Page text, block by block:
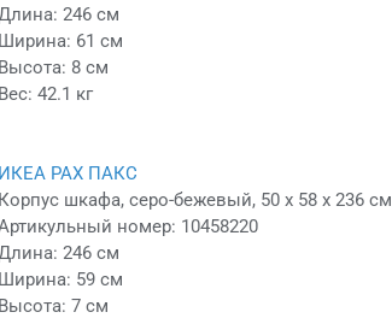
Длина: 246 см
Ширина: 61 см
Высота: 8 см
Вес: 42.1 кг
ИКЕА PAX ПАКС
Корпус шкафа, серо-бежевый, 50 x 58 x 236 см
номер: 10458220
Длина: 246 см
Ширина: 59 см
Высота: 7 см